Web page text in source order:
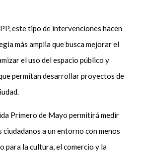
este tipo de intervenciones hacen
más amplia que busca mejorar el
el uso del espacio público y
permitan desarrollar proyectos de
Primero de Mayo permitirá medir
ciudadanos a un entorno con menos
para la cultura, el comercio y la